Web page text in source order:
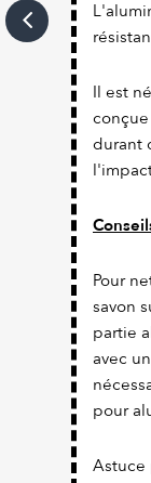
Il est
durant
Pour
savon
partie
avec
pour
Astuce